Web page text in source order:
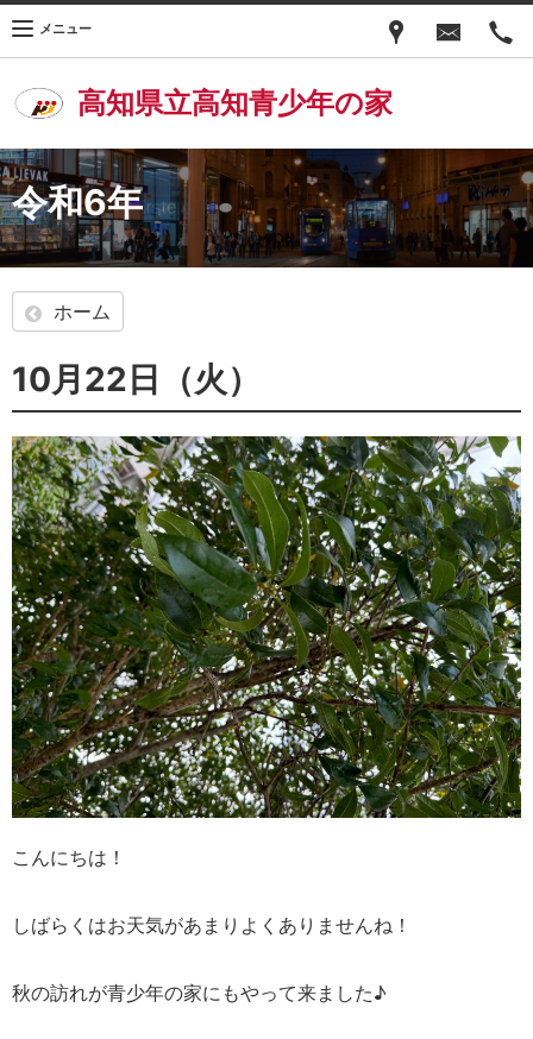
高知県立高知青少年の家
メニュー
令和6年
ホーム
10月22日（火）
こんにちは！
しばらくはお天気があまりよくありませんね！
秋の訪れが青少年の家にもやって来ました♪